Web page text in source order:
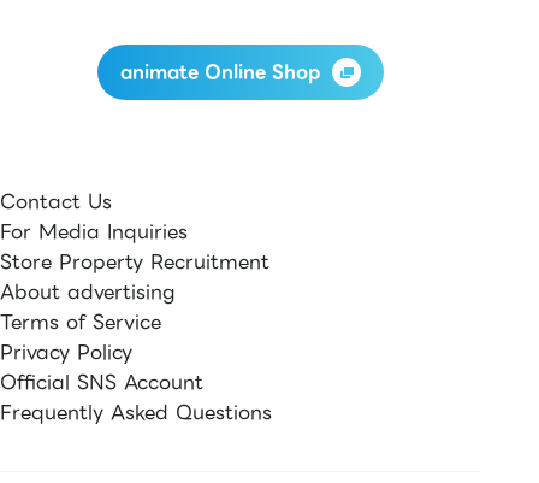
animate Online Shop
Contact Us
For Media Inquiries
Store Property Recruitment
About advertising
Terms of Service
Privacy Policy
Official SNS Account
Frequently Asked Questions